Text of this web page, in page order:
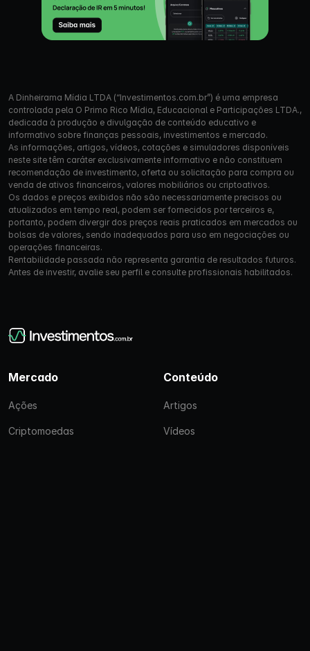
A Dinheirama Mídia LTDA (“Investimentos.com.br”) é uma empresa
controlada pela O Primo Rico Mídia, Educacional e Participações LTDA.,
dedicada à produção e divulgação de conteúdo educativo e
informativo sobre finanças pessoais, investimentos e mercado.
As informações, artigos, vídeos, cotações e simuladores disponíveis
neste site têm caráter exclusivamente informativo e não constituem
recomendação de investimento, oferta ou solicitação para compra ou
venda de ativos financeiros, valores mobiliários ou criptoativos.
Os dados e preços exibidos não são necessariamente precisos ou
atualizados em tempo real, podem ser fornecidos por terceiros e,
portanto, podem divergir dos preços reais praticados em mercados ou
bolsas de valores, sendo inadequados para uso em negociações ou
operações financeiras.
Rentabilidade passada não representa garantia de resultados futuros.
Antes de investir, avalie seu perfil e consulte profissionais habilitados.
Mercado
Ações
Criptomoedas
Conteúdo
Artigos
Vídeos